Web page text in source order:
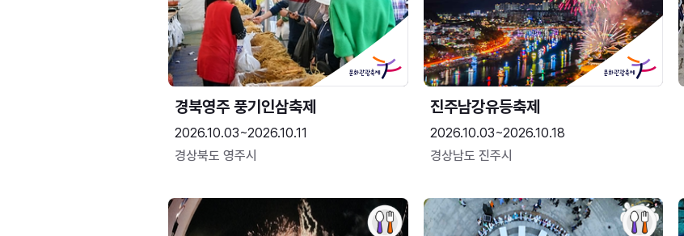
경북영주 풍기인삼축제
2026.10.03~2026.10.11
경상북도 영주시
진주남강유등축제
2026.10.03~2026.10.18
경상남도 진주시